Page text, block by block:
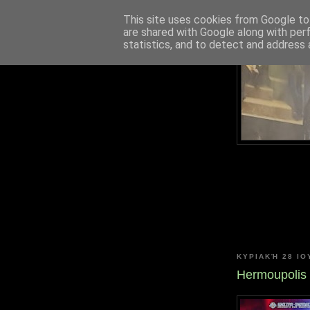
ΚΥΡΙΑΚΉ 28
This site uses cookies from Google
are shared with Google along with
statistics, and to detect and address